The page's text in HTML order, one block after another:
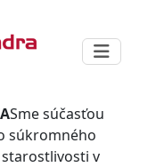
Sme súčasťou
súkromného
v